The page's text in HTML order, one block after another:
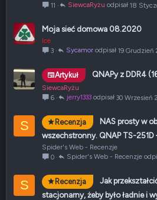
11
18
SiewcaRyżu
Moja sieć domowa 08.2020
Ice
3
19 Grudzień
Sycamor
Artykuł QNAPy z DDR4
SiewcaRyżu
6
30 Wrzesień
jerry1333
S Recenzja
NAS prosty w
wszechstronny. QNAP TS-251D
Spider's Web - Recenzje
0
Spider's Web - Recenzje
S Recenzja
Jak
stacjonarny, żeby było ładnie i